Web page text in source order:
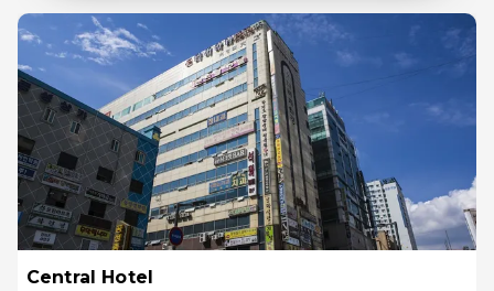
Central Hotel